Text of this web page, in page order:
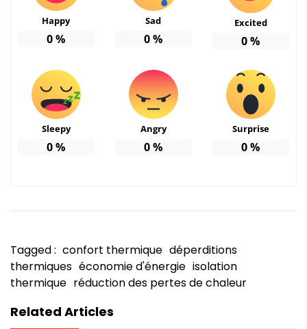
Happy
0%
Sad
0%
Excited
0%
Sleepy
0%
Angry
0%
Surprise
0%
Tagged : confort thermique déperditions
thermiques économie d'énergie isolation
thermique réduction des pertes de chaleur
Related Articles